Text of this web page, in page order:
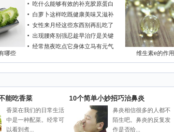
哪些
吃什么能够有效的补充胶原蛋白
白萝卜这样吃既健康美味又滋补
女性来月经这些东西别再乱吃了
出现腰疼别强忍趁早治疗是关键
经常熬夜吃点它身体立马有元气
维生素e的作用
能吃香菜
香菜在我们的日常生活
中是一种配菜。经常可
以看到煮...
10个简单小妙招巧治鼻炎
鼻炎相信很多的人都不
陌生吧。鼻炎的反复发
作是否给...